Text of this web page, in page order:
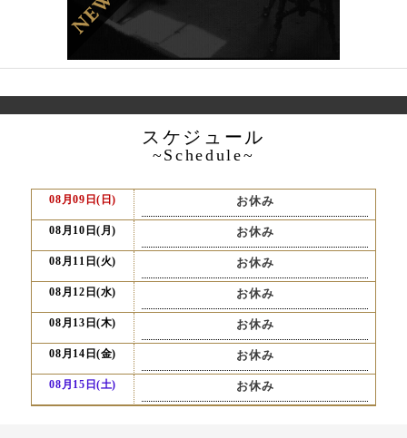
スケジュール
~Schedule~
08月09日(日)
08月10日(月)
08月11日(火)
08月12日(水)
08月13日(木)
08月14日(金)
08月15日(土)
お休み
お休み
お休み
お休み
お休み
お休み
お休み